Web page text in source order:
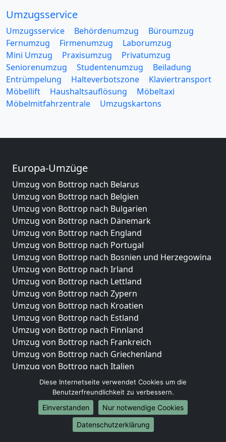
Umzugsservice
Umzugsservice Behördenumzug
Büroumzug
Fernumzug
Firmenumzug
Laborumzug
Mini Umzug
Praxisumzug
Privatumzug
Seniorenumzug
Studentenumzug
Beiladung
Entrümpelung
Halteverbotszone
Klaviertransport
Möbellift
Haushaltsauflösung
Möbeltaxi
Möbelmitfahrzentrale
Umzugskartons
Europa-Umzüge
Umzug von Bottrop nach Belarus
Umzug von Bottrop nach Belgien
Umzug von Bottrop nach Bulgarien
Umzug von Bottrop nach Dänemark
Umzug von Bottrop nach England
Umzug von Bottrop nach Portugal
Umzug von Bottrop nach Bosnien und Herzegowina
Umzug von Bottrop nach Irland
Umzug von Bottrop nach Lettland
Umzug von Bottrop nach Zypern
Umzug von Bottrop nach Kroatien
Umzug von Bottrop nach Estland
Umzug von Bottrop nach Finnland
Umzug von Bottrop nach Frankreich
Umzug von Bottrop nach Griechenland
Umzug von Bottrop nach Italien
Umzug von Bottrop nach Liechtenstein
Umzug von Bottrop nach Luxemburg
Umzug von Bottrop nach Niederlande
Umzug von Bottrop nach Norwegen
Umzüge-Deutschlandweit
Diese Internetseite verwendet Cookies um die
Benutzerfreundlichkeit zu verbessern.
Einverstanden
Nur notwendige Cookies
Datenschutzerklärung